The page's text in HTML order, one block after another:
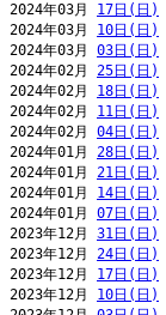
2024年03月 17日(日)
2024年03月 10日(日)
2024年03月 03日(日)
2024年02月 25日(日)
2024年02月 18日(日)
2024年02月 11日(日)
2024年02月 04日(日)
2024年01月 28日(日)
2024年01月 21日(日)
2024年01月 14日(日)
2024年01月 07日(日)
2023年12月 31日(日)
2023年12月 24日(日)
2023年12月 17日(日)
2023年12月 10日(日)